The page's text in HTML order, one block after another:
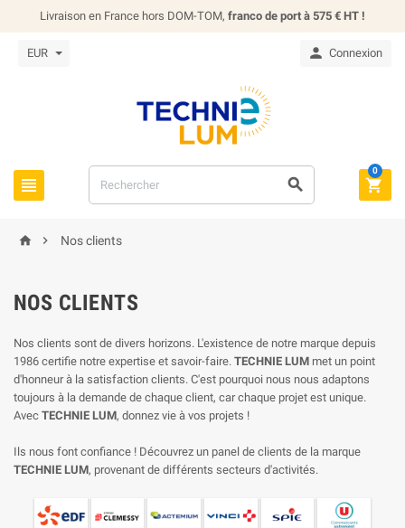
Livraison en France hors DOM-TOM, franco de port à 575 € HT !
EUR  Connexion
  
0
  Nos clients
NOS CLIENTS
Nos clients sont de divers horizons. L'existence de notre marque depuis
1986 certifie notre expertise et savoir-faire. TECHNIE LUM met un point
d'honneur à la satisfaction clients. C'est pourquoi nous nous adaptons
toujours à la demande de chaque client, car chaque projet est unique.
Avec TECHNIE LUM, donnez vie à vos projets !
Ils nous font confiance ! Découvrez un panel de clients de la marque
TECHNIE LUM, provenant de différents secteurs d'activités.